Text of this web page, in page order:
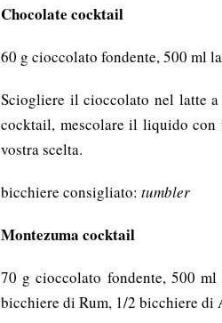
Chocolate cocktail
60 g cioccolato fondente, 500 ml
Sciogliere il cioccolato nel latte
cocktail, mescolare il liquido con
vostra scelta.
bicchiere consigliato: tumbler
Montezuma cocktail
70 g cioccolato fondente, 500
bicchiere di Rum, 1/2 bicchiere di